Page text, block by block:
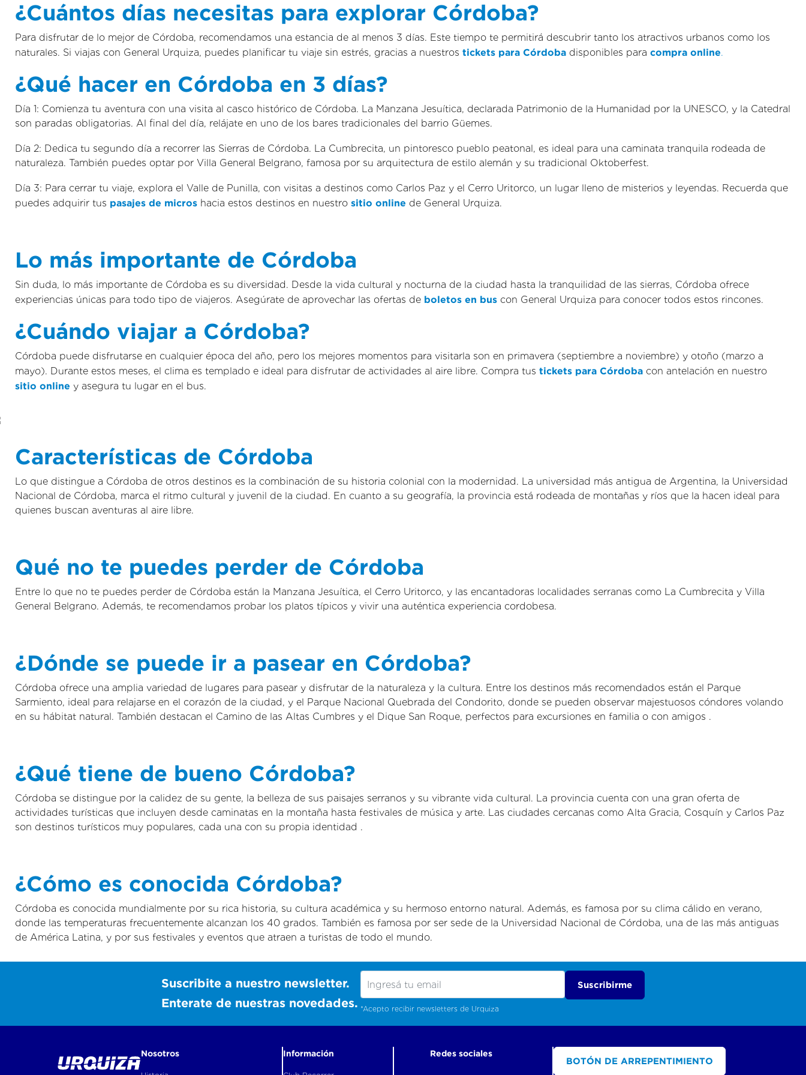
¿Cuántos días necesitas para explorar Córdoba?
Para disfrutar de lo mejor de Córdoba, recomendamos una estancia de al menos 3 días. Este tiempo te permitirá descubrir tanto los atractivos urbanos como los
naturales. Si viajas con General Urquiza, puedes planificar tu viaje sin estrés, gracias a nuestros tickets para Córdoba disponibles para compra online.
¿Qué hacer en Córdoba en 3 días?
Día 1: Comienza tu aventura con una visita al casco histórico de Córdoba. La Manzana Jesuítica, declarada Patrimonio de la Humanidad por la UNESCO, y la Catedral
son paradas obligatorias. Al final del día, relájate en uno de los bares tradicionales del barrio Güemes.
Día 2: Dedica tu segundo día a recorrer las Sierras de Córdoba. La Cumbrecita, un pintoresco pueblo peatonal, es ideal para una caminata tranquila rodeada de
naturaleza. También puedes optar por Villa General Belgrano, famosa por su arquitectura de estilo alemán y su tradicional Oktoberfest.
Día 3: Para cerrar tu viaje, explora el Valle de Punilla, con visitas a destinos como Carlos Paz y el Cerro Uritorco, un lugar lleno de misterios y leyendas. Recuerda que
puedes adquirir tus pasajes de micros hacia estos destinos en nuestro sitio online de General Urquiza.
Lo más importante de Córdoba
Sin duda, lo más importante de Córdoba es su diversidad. Desde la vida cultural y nocturna de la ciudad hasta la tranquilidad de las sierras, Córdoba ofrece
experiencias únicas para todo tipo de viajeros. Asegúrate de aprovechar las ofertas de boletos en bus con General Urquiza para conocer todos estos rincones.
¿Cuándo viajar a Córdoba?
Córdoba puede disfrutarse en cualquier época del año, pero los mejores momentos para visitarla son en primavera (septiembre a noviembre) y otoño (marzo a
mayo). Durante estos meses, el clima es templado e ideal para disfrutar de actividades al aire libre. Compra tus tickets para Córdoba con antelación en nuestro
sitio online y asegura tu lugar en el bus.
Características de Córdoba
Lo que distingue a Córdoba de otros destinos es la combinación de su historia colonial con la modernidad. La universidad más antigua de Argentina, la Universidad
Nacional de Córdoba, marca el ritmo cultural y juvenil de la ciudad. En cuanto a su geografía, la provincia está rodeada de montañas y ríos que la hacen ideal para
quienes buscan aventuras al aire libre.
Qué no te puedes perder de Córdoba
Entre lo que no te puedes perder de Córdoba están la Manzana Jesuítica, el Cerro Uritorco, y las encantadoras localidades serranas como La Cumbrecita y Villa
General Belgrano. Además, te recomendamos probar los platos típicos y vivir una auténtica experiencia cordobesa.
¿Dónde se puede ir a pasear en Córdoba?
Córdoba ofrece una amplia variedad de lugares para pasear y disfrutar de la naturaleza y la cultura. Entre los destinos más recomendados están el Parque
Sarmiento, ideal para relajarse en el corazón de la ciudad, y el Parque Nacional Quebrada del Condorito, donde se pueden observar majestuosos cóndores volando
en su hábitat natural. También destacan el Camino de las Altas Cumbres y el Dique San Roque, perfectos para excursiones en familia o con amigos .
¿Qué tiene de bueno Córdoba?
Córdoba se distingue por la calidez de su gente, la belleza de sus paisajes serranos y su vibrante vida cultural. La provincia cuenta con una gran oferta de
actividades turísticas que incluyen desde caminatas en la montaña hasta festivales de música y arte. Las ciudades cercanas como Alta Gracia, Cosquín y Carlos Paz
son destinos turísticos muy populares, cada una con su propia identidad .
¿Cómo es conocida Córdoba?
Córdoba es conocida mundialmente por su rica historia, su cultura académica y su hermoso entorno natural. Además, es famosa por su clima cálido en verano,
donde las temperaturas frecuentemente alcanzan los 40 grados. También es famosa por ser sede de la Universidad Nacional de Córdoba, una de las más antiguas
de América Latina, y por sus festivales y eventos que atraen a turistas de todo el mundo.
Suscribite a nuestro newsletter.
Enterate de nuestras novedades. *Acepto recibir newsletters de Urquiza
Suscribirme
Nosotros Información Redes sociales
BOTÓN DE ARREPENTIMIENTO